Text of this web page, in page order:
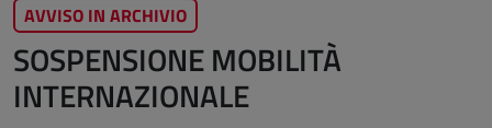
AVVISO IN ARCHIVIO
SOSPENSIONE MOBILITÀ
INTERNAZIONALE